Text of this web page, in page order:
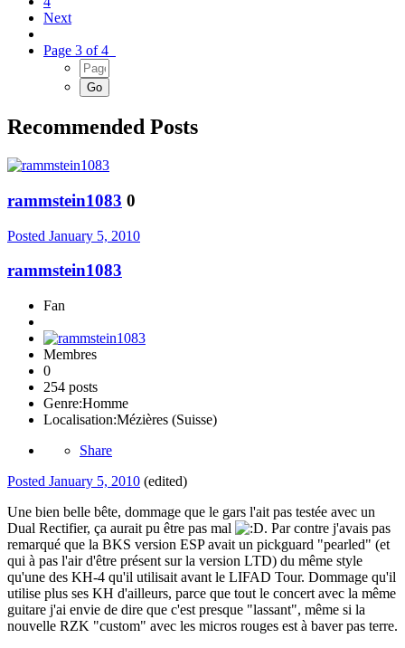
Next
Page 3 of 4
Recommended Posts
rammstein1083 0
Posted January 5, 2010
rammstein1083
Fan
Membres
0
254 posts
Genre:Homme
Localisation:Mézières (Suisse)
Share
Posted January 5, 2010 (edited)
Une bien belle bête, dommage que le gars l'ait pas testée avec un
Dual Rectifier, ça aurait pu être pas mal
. Par contre j'avais pas
remarqué que la BKS version ESP avait un pickguard "pearled" (et
qui à pas l'air d'être présent sur la version LTD) du même style
qu'une des KH-4 qu'il utilisait avant le LIFAD Tour. Dommage qu'il
utilise plus ses KH d'ailleurs, parce que tout le concert avec la même
guitare j'ai envie de dire que c'est presque "lassant", même si la
nouvelle RZK "custom" avec les micros rouges est à baver pas terre.